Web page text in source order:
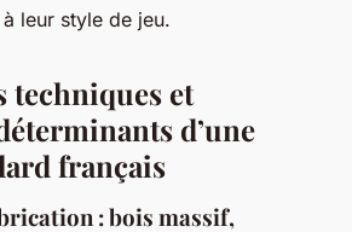
leur style de jeu.
techniques et
d’une
français
: bois massif,